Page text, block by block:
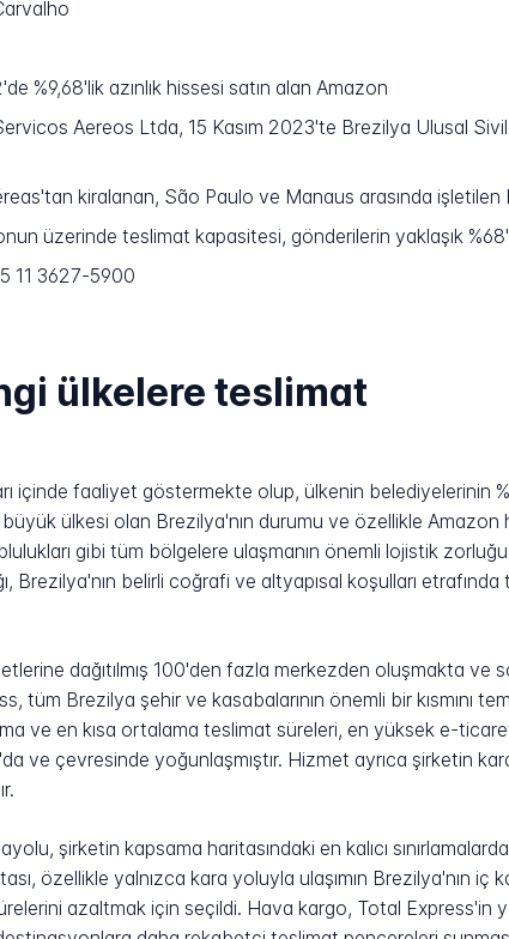
%9,68'lik azınlık hissesi satın alan Amazon
Aereos Ltda, 15 Kasım 2023'te Brezilya Ulusal Sivil
kiralanan, São Paulo ve Manaus arasında
üzerinde teslimat kapasitesi, gönderilerin yaklaşık
11 3627-5900
ülkelere teslimat
içinde faaliyet göstermekte olup, ülkenin belediyelerinin
büyük ülkesi olan Brezilya'nın durumu ve özellikle
gibi tüm bölgelere ulaşmanın önemli lojistik
Brezilya'nın belirli coğrafi ve altyapısal koşulları
dağıtılmış 100'den fazla merkezden oluşmakta
tüm Brezilya şehir ve kasabalarının önemli bir
ve en kısa ortalama teslimat süreleri, en yüksek e-
ve çevresinde yoğunlaşmıştır. Hizmet ayrıca şirketin
şirketin kapsama haritasındaki en kalıcı
özellikle yalnızca kara yoluyla ulaşımın Brezilya'nın
azaltmak için seçildi. Hava kargo, Total Express'in